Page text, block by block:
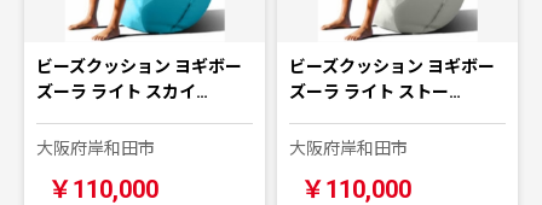
ビーズクッション ヨギボー
ズーラ ライト スカイ…
大阪府岸和田市
￥110,000
ビーズクッション ヨギボー
ズーラ ライト ストー…
大阪府岸和田市
￥110,000